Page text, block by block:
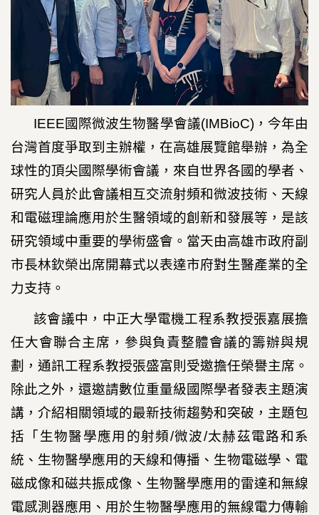
IEEE國際微波生物醫學會議(IMBioC)，今年由
台灣首度爭取到主辦權，在高雄展覽館舉辦，為全
球性的頂尖國際學術會議，來自世界各國的學者、
研究人員於此會議相互交流射頻和微波技術、天線
和電磁理論應用於生醫領域的創新和發展等，是該
研究領域中重要的學術盛會。當天由高雄市政府副
市長林欽榮出席開幕式以表達市府對生醫產業的全
力支持。
該會議中，中正大學電機工程系教授張嘉展擔
任大會聯合主席，參與負責整體會議的籌辦與規
劃，通訊工程系教授張盛富則受邀擔任榮譽主席。
除此之外，還邀請數位重量級國際學者發表主題演
講，介紹相關領域的最新技術趨勢和突破，主題包
括「生物醫學應用的射頻/微波/太赫茲電路和系
統、生物醫學應用的天線和傳播、生物電磁學、電
磁成像和磁共振成像、生物醫學應用的雷達和無線
電感測器應用、用於生物醫學應用的無線電力傳輸